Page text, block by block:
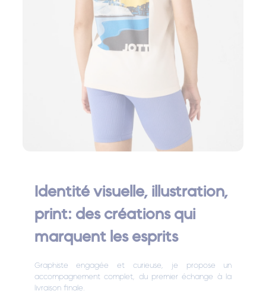
Identité visuelle, illustration,
print: des créations qui
marquent les esprits
Graphiste engagée et curieuse, je propose un
accompagnement complet, du premier échange à la
livraison finale.